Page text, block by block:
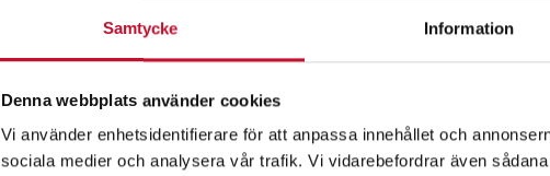
Samtycke Information
Denna webbplats använder cookies
Vi använder enhetsidentifierare för att anpassa innehållet och
sociala medier och analysera vår trafik. Vi vidarebefordrar även